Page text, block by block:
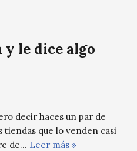
y le dice algo
decir haces un par de
tiendas que lo venden casi
de… Leer más »